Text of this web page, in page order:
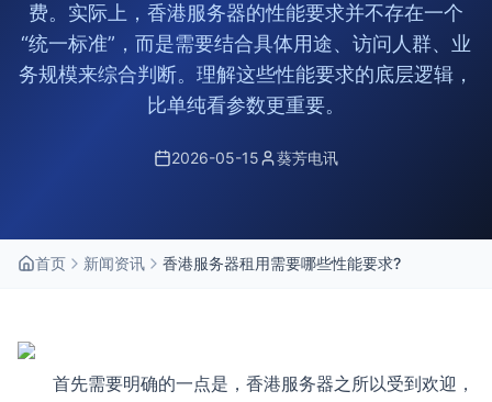
费。实际上，香港服务器的性能要求并不存在一个
“统一标准”，而是需要结合具体用途、访问人群、业
务规模来综合判断。理解这些性能要求的底层逻辑，
比单纯看参数更重要。
2026-05-15 葵芳电讯
首页 新闻资讯 香港服务器租用需要哪些性能要求?
首先需要明确的一点是，香港服务器之所以受到欢迎，